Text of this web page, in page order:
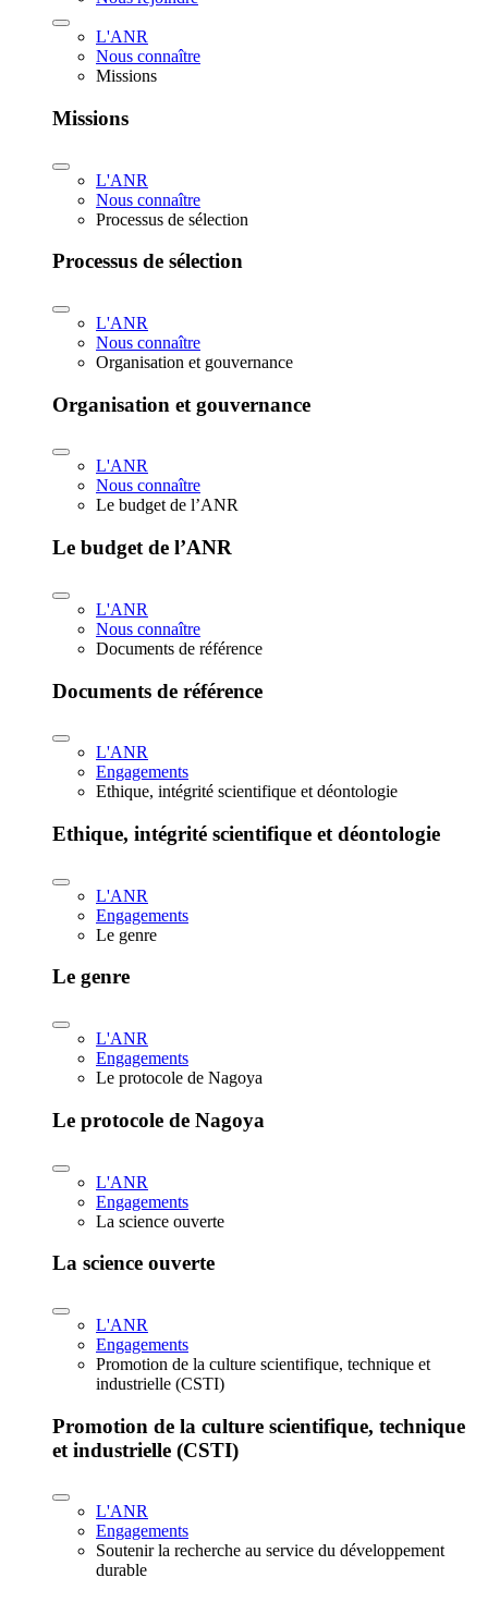
L'ANR
Nous connaître
Missions
Missions
L'ANR
Nous connaître
Processus de sélection
Processus de sélection
L'ANR
Nous connaître
Organisation et gouvernance
Organisation et gouvernance
L'ANR
Nous connaître
Le budget de l’ANR
Le budget de l’ANR
L'ANR
Nous connaître
Documents de référence
Documents de référence
L'ANR
Engagements
Ethique, intégrité scientifique et déontologie
Ethique, intégrité scientifique et déontologie
L'ANR
Engagements
Le genre
Le genre
L'ANR
Engagements
Le protocole de Nagoya
Le protocole de Nagoya
L'ANR
Engagements
La science ouverte
La science ouverte
L'ANR
Engagements
Promotion de la culture scientifique, technique et
industrielle (CSTI)
Promotion de la culture scientifique, technique
et industrielle (CSTI)
L'ANR
Engagements
Soutenir la recherche au service du développement
durable